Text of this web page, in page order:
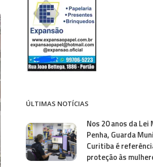
ÚLTIMAS NOTÍCIAS
Nos 20 anos da Lei
Penha, Guarda
Curitiba é
proteção às